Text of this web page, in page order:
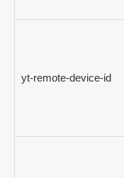
yt-remote-device-id